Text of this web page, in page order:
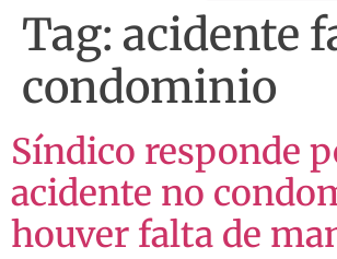
Tag: acidente
condominio
Síndico responde
acidente no
houver falta de